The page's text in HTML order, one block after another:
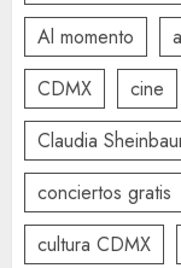
Al momento
CDMX
cine
Claudia
conciertos gratis
cultura CDMX